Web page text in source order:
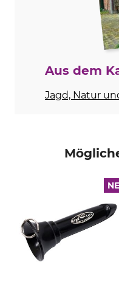
Aus dem
Jagd, Natur